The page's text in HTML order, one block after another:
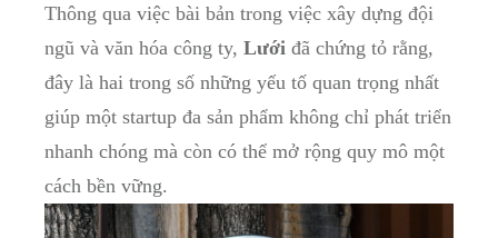
Thông ‍qua‌ việc‌ bài bản trong việc⁢ xây dựng đội
⁣ngũ và văn hóa công ty, Lưới đã chứng tỏ ‌rằng,
đây là‌ hai‍ trong⁢ số những⁢ yếu tố quan trọng nhất
giúp một startup​ đa sản phẩm không chỉ phát ⁤triển
‌nhanh chóng mà còn có thể mở rộng​ quy ‍mô một‌
cách bền vững.